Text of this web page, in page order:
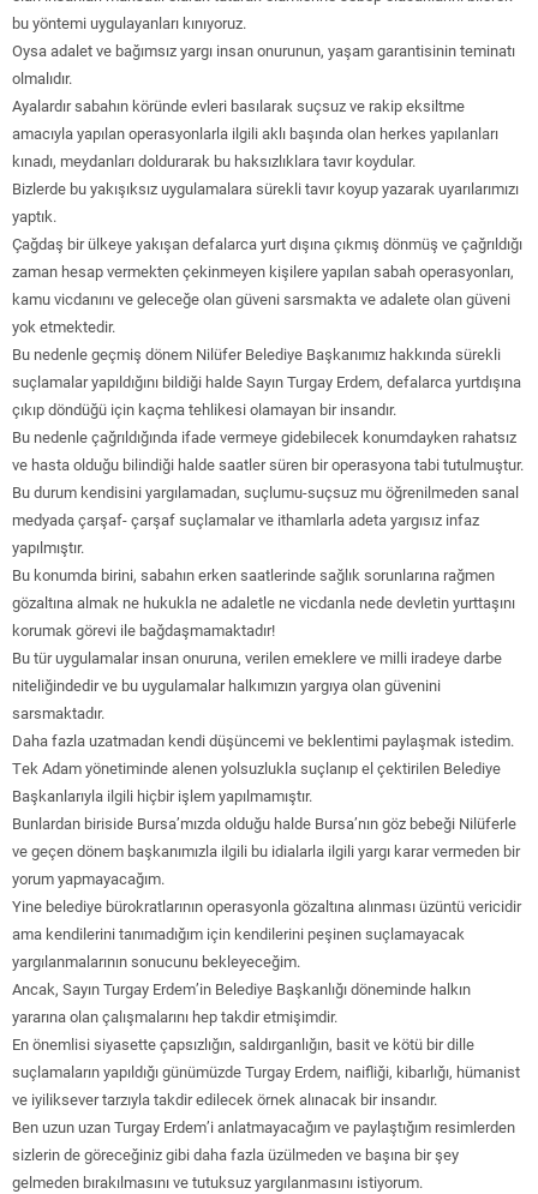
bu yöntemi uygulayanları kınıyoruz.
Oysa adalet ve bağımsız yargı insan onurunun, yaşam garantisinin teminatı
olmalıdır.
Ayalardır sabahın köründe evleri basılarak suçsuz ve rakip eksiltme
amacıyla yapılan operasyonlarla ilgili aklı başında olan herkes yapılanları
kınadı, meydanları doldurarak bu haksızlıklara tavır koydular.
Bizlerde bu yakışıksız uygulamalara sürekli tavır koyup yazarak uyarılarımızı
yaptık.
Çağdaş bir ülkeye yakışan defalarca yurt dışına çıkmış dönmüş ve çağrıldığı
zaman hesap vermekten çekinmeyen kişilere yapılan sabah operasyonları,
kamu vicdanını ve geleceğe olan güveni sarsmakta ve adalete olan güveni
yok etmektedir.
Bu nedenle geçmiş dönem Nilüfer Belediye Başkanımız hakkında sürekli
suçlamalar yapıldığını bildiği halde Sayın Turgay Erdem, defalarca yurtdışına
çıkıp döndüğü için kaçma tehlikesi olamayan bir insandır.
Bu nedenle çağrıldığında ifade vermeye gidebilecek konumdayken rahatsız
ve hasta olduğu bilindiği halde saatler süren bir operasyona tabi tutulmuştur.
Bu durum kendisini yargılamadan, suçlumu-suçsuz mu öğrenilmeden sanal
medyada çarşaf- çarşaf suçlamalar ve ithamlarla adeta yargısız infaz
yapılmıştır.
Bu konumda birini, sabahın erken saatlerinde sağlık sorunlarına rağmen
gözaltına almak ne hukukla ne adaletle ne vicdanla nede devletin yurttaşını
korumak görevi ile bağdaşmamaktadır!
Bu tür uygulamalar insan onuruna, verilen emeklere ve milli iradeye darbe
niteliğindedir ve bu uygulamalar halkımızın yargıya olan güvenini
sarsmaktadır.
Daha fazla uzatmadan kendi düşüncemi ve beklentimi paylaşmak istedim.
Tek Adam yönetiminde alenen yolsuzlukla suçlanıp el çektirilen Belediye
Başkanlarıyla ilgili hiçbir işlem yapılmamıştır.
Bunlardan biriside Bursa’mızda olduğu halde Bursa’nın göz bebeği Nilüferle
ve geçen dönem başkanımızla ilgili bu idialarla ilgili yargı karar vermeden bir
yorum yapmayacağım.
Yine belediye bürokratlarının operasyonla gözaltına alınması üzüntü vericidir
ama kendilerini tanımadığım için kendilerini peşinen suçlamayacak
yargılanmalarının sonucunu bekleyeceğim.
Ancak, Sayın Turgay Erdem’in Belediye Başkanlığı döneminde halkın
yararına olan çalışmalarını hep takdir etmişimdir.
En önemlisi siyasette çapsızlığın, saldırganlığın, basit ve kötü bir dille
suçlamaların yapıldığı günümüzde Turgay Erdem, naifliği, kibarlığı, hümanist
ve iyiliksever tarzıyla takdir edilecek örnek alınacak bir insandır.
Ben uzun uzan Turgay Erdem’i anlatmayacağım ve paylaştığım resimlerden
sizlerin de göreceğiniz gibi daha fazla üzülmeden ve başına bir şey
gelmeden bırakılmasını ve tutuksuz yargılanmasını istiyorum.